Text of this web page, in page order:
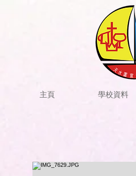
主頁 學校資料